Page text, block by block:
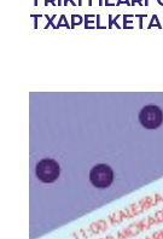
TXAPELKETA